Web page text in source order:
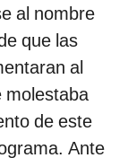
al nombre
que las
al
molestaba
de este
Ante